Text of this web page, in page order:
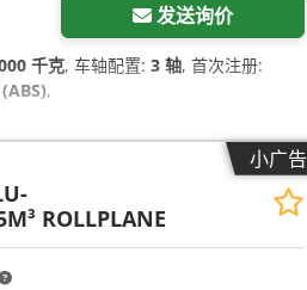
发送询价
千克, 车轴配置: 3 轴, 首次注册:
,
小广告
ROLLPLANE